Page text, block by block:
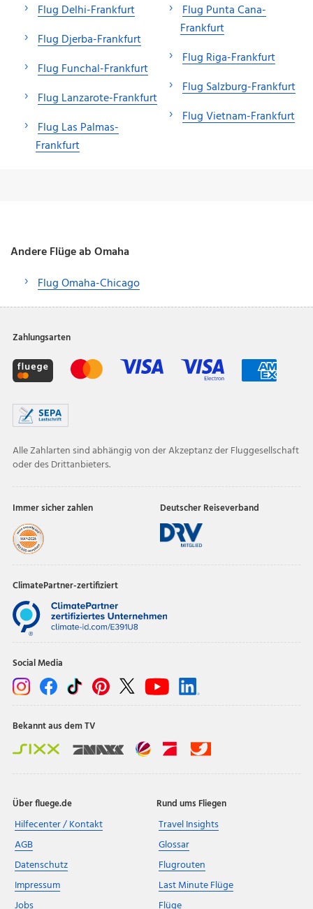
Flug Delhi-Frankfurt
Flug Djerba-Frankfurt
Flug Funchal-Frankfurt
Flug Lanzarote-Frankfurt
Flug Las Palmas-
Frankfurt
Flug Punta Cana-
Frankfurt
Flug Riga-Frankfurt
Flug Salzburg-Frankfurt
Flug Vietnam-Frankfurt
Andere Flüge ab Omaha
Flug Omaha-Chicago